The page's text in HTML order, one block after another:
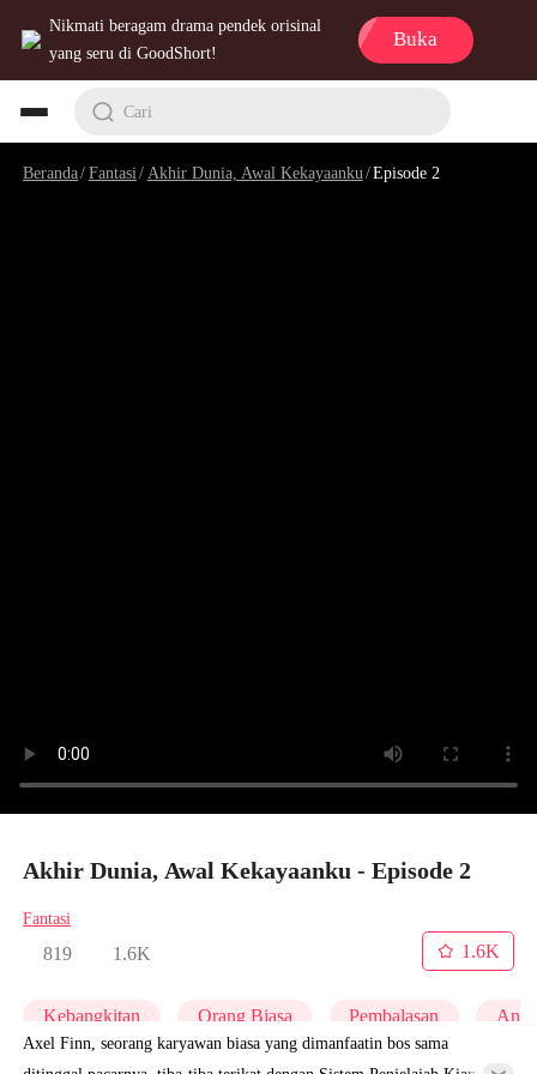
Nikmati beragam drama pendek orisinal
yang seru di GoodShort!
Buka
Cari
Beranda/Fantasi / Akhir Dunia, Awal Kekayaanku/Episode 2
Akhir Dunia, Awal Kekayaanku - Episode 2
Fantasi
819 1.6K
1.6K
Kebangkitan Orang Biasa Pembalasan
Axel Finn, seorang karyawan biasa yang dimanfaatin bos sama